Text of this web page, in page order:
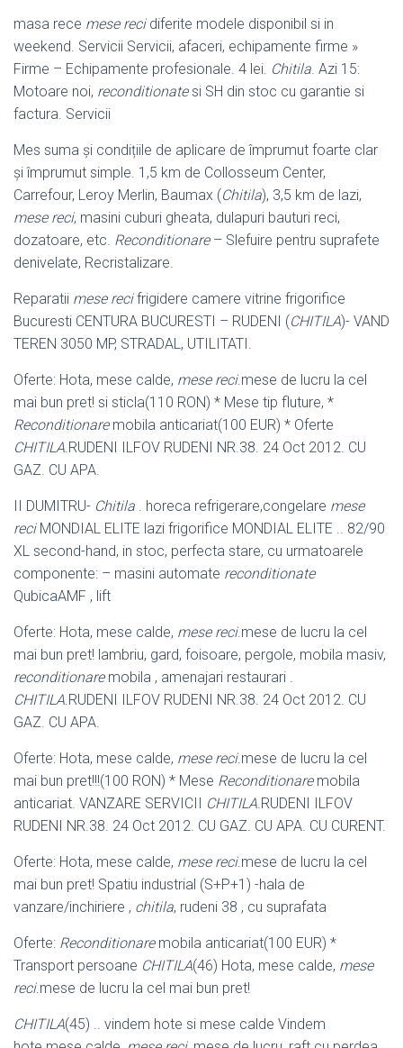
masa rece mese recidiferite modele disponibil si in
weekend. Servicii Servicii, afaceri, echipamente firme »
Firme – Echipamente profesionale. 4 lei. Chitila. Azi 15:
Motoare noi, reconditionatesi SH din stoc cu garantie si
factura. Servicii
Mes suma și condițiile de aplicare de împrumut foarte clar
și împrumut simple. 1,5 km de Collosseum Center,
Carrefour, Leroy Merlin, Baumax (Chitila), 3,5 km de lazi,
mese reci, masini cuburi gheata, dulapuri bauturi reci,
dozatoare, etc. Reconditionare– Slefuire pentru suprafete
denivelate, Recristalizare.
Reparatii mese recifrigidere camere vitrine frigorifice
Bucuresti CENTURA BUCURESTI – RUDENI (CHITILA)- VAND
TEREN 3050 MP, STRADAL, UTILITATI.
Oferte: Hota, mese calde, mese reci.mese de lucru la cel
mai bun pret! si sticla(110 RON) * Mese tip fluture, *
Reconditionaremobila anticariat(100 EUR) * Oferte
CHITILA.RUDENI ILFOV RUDENI NR.38. 24 Oct 2012. CU
GAZ. CU APA.
II DUMITRU- Chitila . horeca refrigerare,congelare mese
reciMONDIAL ELITE lazi frigorifice MONDIAL ELITE .. 82/90
XL second-hand, in stoc, perfecta stare, cu urmatoarele
componente: – masini automate reconditionate
QubicaAMF , lift
Oferte: Hota, mese calde, mese reci.mese de lucru la cel
mai bun pret! lambriu, gard, foisoare, pergole, mobila masiv,
reconditionaremobila , amenajari restaurari .
CHITILA.RUDENI ILFOV RUDENI NR.38. 24 Oct 2012. CU
GAZ. CU APA.
Oferte: Hota, mese calde, mese reci.mese de lucru la cel
mai bun pret!!!(100 RON) * Mese Reconditionaremobila
anticariat. VANZARE SERVICII CHITILA.RUDENI ILFOV
RUDENI NR.38. 24 Oct 2012. CU GAZ. CU APA. CU CURENT.
Oferte: Hota, mese calde, mese reci.mese de lucru la cel
mai bun pret! Spatiu industrial (S+P+1) -hala de
vanzare/inchiriere , chitila, rudeni 38 , cu suprafata
Oferte: Reconditionaremobila anticariat(100 EUR) *
Transport persoane CHITILA(46) Hota, mese calde, mese
reci.mese de lucru la cel mai bun pret!
CHITILA(45) .. vindem hote si mese calde Vindem